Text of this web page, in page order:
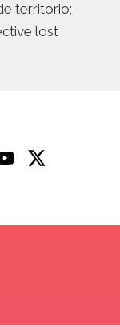
territorio;
lost